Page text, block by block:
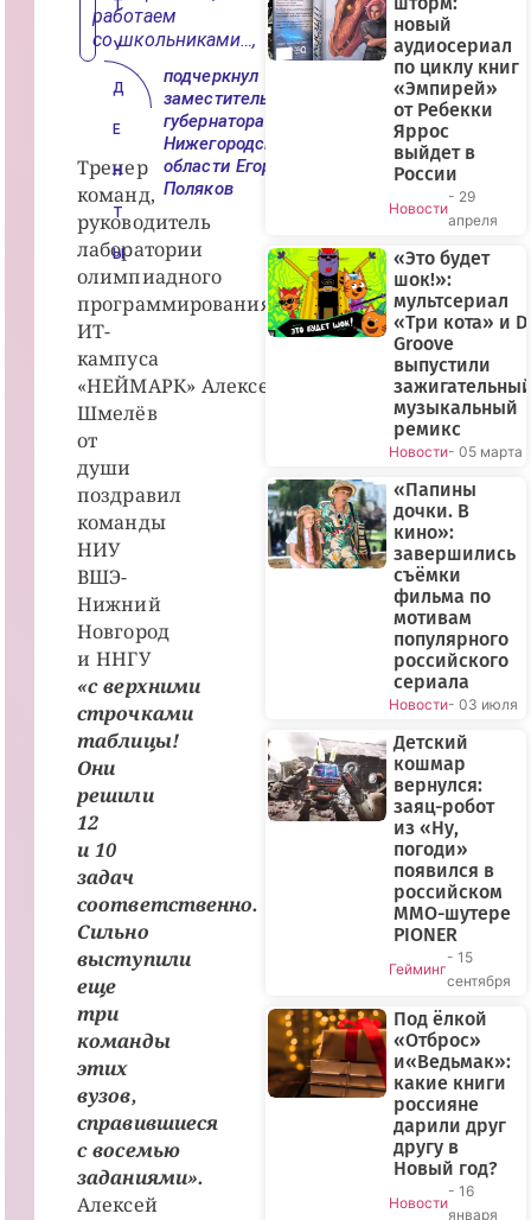
работаем
со школьниками…,
подчеркнул
заместитель
губернатора
Нижегородской
области Егор
Поляков
Тренер
команд,
руководитель
лаборатории
олимпиадного
программирования
ИТ-
кампуса
«НЕЙМАРК» Алексей
Шмелёв
от
души
поздравил
команды
НИУ
ВШЭ-
Нижний
Новгород
и ННГУ
«с верхними
строчками
таблицы!
Они
решили
12
и 10
задач
соответственно.
Сильно
выступили
еще
три
команды
этих
вузов,
справившиеся
с восемью
заданиями».
Алексей
Т
У
Д
Е
Н
Т
Ы
новый
аудиосериал
по циклу книг
«Эмпирей»
от Ребекки
Яррос
выйдет в
России
Новости
- 29
апреля
«Это будет
шок!»:
мультсериал
«Три кота» и
Groove
выпустили
музыкальный
ремикс
Новости- 05 марта
«Папины
дочки. В
кино»:
завершились
съёмки
фильма по
мотивам
популярного
российского
сериала
Новости- 03 июля
Детский
кошмар
вернулся:
заяц-робот
из «Ну,
погоди»
появился в
российском
MMO-шутере
PIONER
Гейминг
- 15
сентября
Под ёлкой
«Отброс»
и«Ведьмак»:
какие книги
россияне
дарили друг
другу в
Новый год?
Новости
- 16
января